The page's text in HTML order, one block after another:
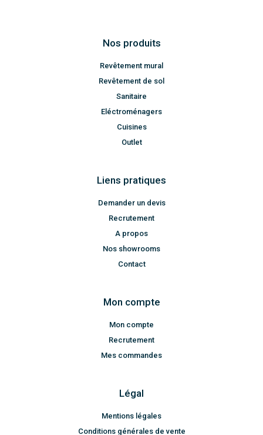
Nos produits
Revêtement mural
Revêtement de sol
Sanitaire
Eléctroménagers
Cuisines
Outlet
Liens pratiques
Demander un devis
Recrutement
A propos
Nos showrooms
Contact
Mon compte
Mon compte
Recrutement
Mes commandes
Légal
Mentions légales
Conditions générales de vente